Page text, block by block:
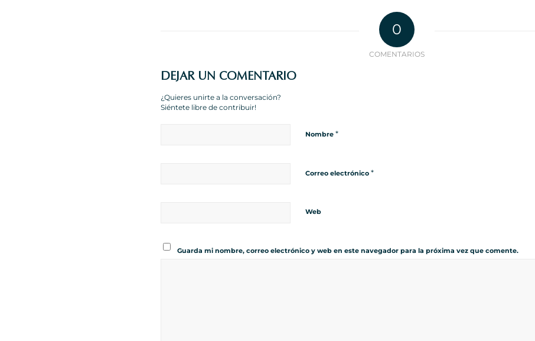
0
COMENTARIOS
DEJAR UN COMENTARIO
¿Quieres unirte a la conversación?
Siéntete libre de contribuir!
Nombre *
Correo electrónico *
Web
Guarda mi nombre, correo electrónico y web en este navegador para la próxima vez que comente.